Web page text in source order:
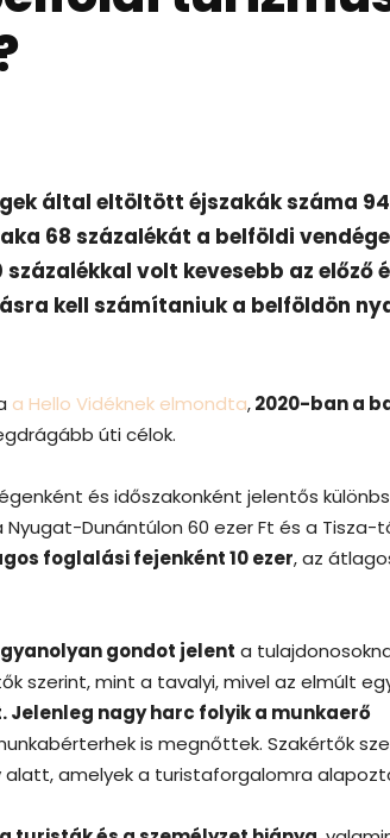
által eltöltött éjszakák száma 94
68 százalékát a belföldi
volt kevesebb az előző
kell számítaniuk a belföldön
a Hello Vidéknek elmondta,2020-ban a
úti célok.
és időszakonként jelentős
Nyugat-Dunántúlon 60 ezer Ft és a Tisza-
foglalási fejenként 10 ezer, az
gondot jelent a
szerint, mint a tavalyi, mivel az elmúlt
nagy harc folyik a munkaerő
is megnőttek. Szakértők
amelyek a turistaforgalomra